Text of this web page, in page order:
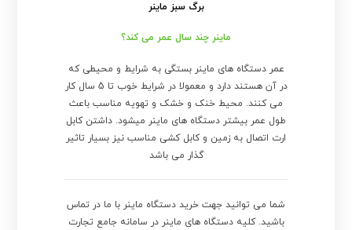
برگ سبز ماینر
ماینر چند سال عمر می کند؟
عمر دستگاه های ماینر بستگی به شرایط و محیطی که
در آن هستند دارد و معمولا در شرایط خوب تا 5 سال کار
می کنند. محیط خنک و خشک و تهویه مناسب باعث
طول عمر بیشتر دستگاه های ماینر میشود. داشتن کابل
ارت اتصال به زمین و کابل کشی مناسب نیز بسیار تاثیر
گذار می باشد
شما می توانید جهت خرید دستگاه ماینر با ما در تماس
باشید. کلیه دستگاه های ماینر در سامانه جامع تجارت